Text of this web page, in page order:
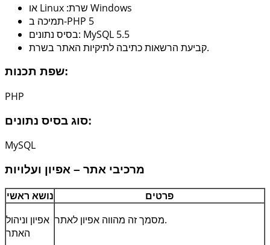
שרת: Linux
Windows
תמיכה ב-PHP 5
בסיס נתונים: MySQL 5.5
קביעת הרשאות כתיבה לתיקיות האתר בשרת.
שפת תכנות:
PHP
סוג בסיס נתונים:
MySQL
מרכיבי אתר – אפיון ועלויות
נושא ראשי
פרטים
אפיון וניהול
האתר
מסמך זה מהווה אפיון לאתר.